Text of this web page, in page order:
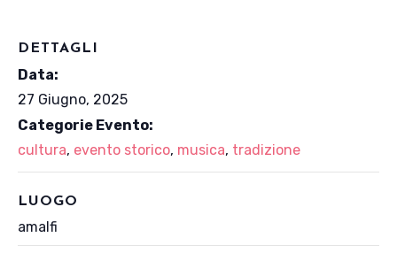
DETTAGLI
Data:
27 Giugno, 2025
Categorie Evento:
cultura, evento storico, musica, tradizione
LUOGO
amalfi